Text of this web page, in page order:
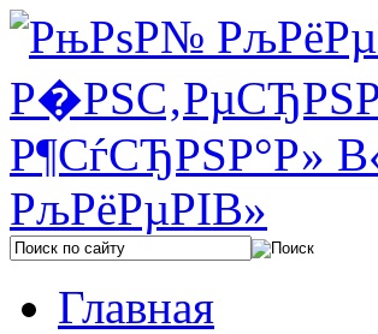
Главная